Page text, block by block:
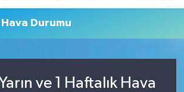
Durumu
ve 1 Haftalık Hava
Durumu ve Fikstür
Haberleri